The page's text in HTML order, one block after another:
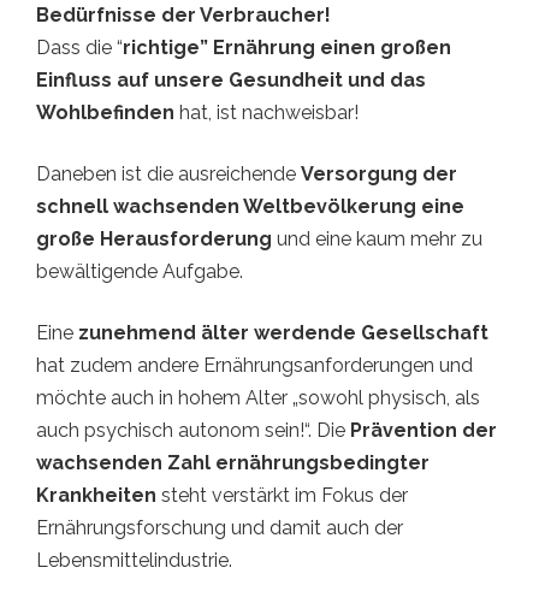
Bedürfnisse der Verbraucher!
Dass die “richtige” Ernährung einen großen
Einfluss auf unsere Gesundheit und das
Wohlbefinden hat, ist nachweisbar!
Daneben ist die ausreichende Versorgung der
schnell wachsenden Weltbevölkerung eine
große Herausforderung und eine kaum mehr zu
bewältigende Aufgabe.
Eine zunehmend älter werdende Gesellschaft
hat zudem andere Ernährungsanforderungen und
möchte auch in hohem Alter „sowohl physisch, als
auch psychisch autonom sein!“. Die Prävention der
wachsenden Zahl ernährungsbedingter
Krankheiten steht verstärkt im Fokus der
Ernährungsforschung und damit auch der
Lebensmittelindustrie.